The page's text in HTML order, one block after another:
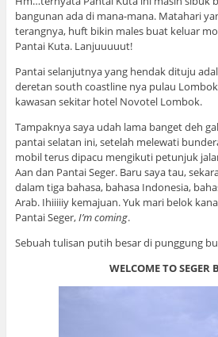
bangunan ada di mana-mana. Matahari
terangnya, huft bikin males buat keluar
Pantai Kuta. Lanjuuuuut!
Pantai selanjutnya yang hendak dituju
deretan south coastline nya pulau
kawasan sekitar hotel Novotel Lombok.
Tampaknya saya udah lama banget deh
pantai selatan ini, setelah melewati
mobil terus dipacu mengikuti petunjuk
Aan dan Pantai Seger. Baru saya tau,
dalam tiga bahasa, bahasa Indonesia,
Arab. Ihiiiiiy kemajuan. Yuk mari belok
Pantai Seger,I’m coming.
Sebuah tulisan putih besar di punggung
WELCOME TO SEGER